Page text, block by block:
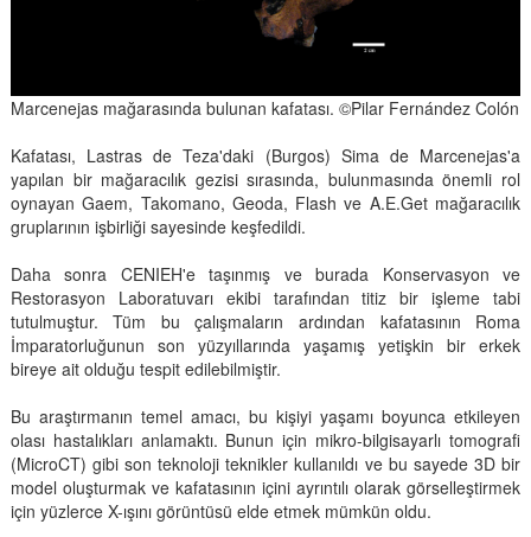
Marcenejas mağarasında bulunan kafatası. ©Pilar Fernández Colón
Kafatası, Lastras de Teza'daki (Burgos) Sima de Marcenejas'a
yapılan bir mağaracılık gezisi sırasında, bulunmasında önemli rol
oynayan Gaem, Takomano, Geoda, Flash ve A.E.Get mağaracılık
gruplarının işbirliği sayesinde keşfedildi.
Daha sonra CENIEH'e taşınmış ve burada Konservasyon ve
Restorasyon Laboratuvarı ekibi tarafından titiz bir işleme tabi
tutulmuştur. Tüm bu çalışmaların ardından kafatasının Roma
İmparatorluğunun son yüzyıllarında yaşamış yetişkin bir erkek
bireye ait olduğu tespit edilebilmiştir.
Bu araştırmanın temel amacı, bu kişiyi yaşamı boyunca etkileyen
olası hastalıkları anlamaktı. Bunun için mikro-bilgisayarlı tomografi
(MicroCT) gibi son teknoloji teknikler kullanıldı ve bu sayede 3D bir
model oluşturmak ve kafatasının içini ayrıntılı olarak görselleştirmek
için yüzlerce X-ışını görüntüsü elde etmek mümkün oldu.